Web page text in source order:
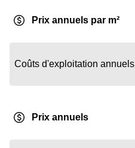
Prix annuels par m²
Coûts d'exploitation annuels
Prix annuels